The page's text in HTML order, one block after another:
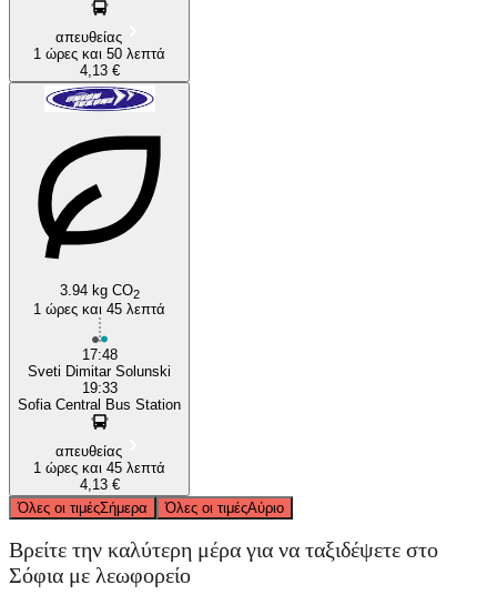
απευθείας
1 ώρες και 50 λεπτά
4,13 €
3.94 kg CO2
1 ώρες και 45 λεπτά
17:48
Sveti Dimitar Solunski
19:33
Sofia Central Bus Station
απευθείας
1 ώρες και 45 λεπτά
4,13 €
Όλες οι τιμέςΣήμερα Όλες οι τιμέςΑύριο
Βρείτε την καλύτερη μέρα για να ταξιδέψετε στο
Σόφια με λεωφορείο